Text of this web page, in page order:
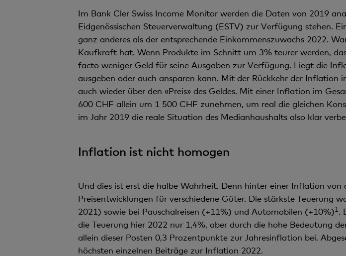
Im Bank Cler Swiss Income Monitor werden die Daten von 2019
Eidgenössischen Steuerverwaltung (ESTV) zur Verfügung stehen.
ganz anderes als der entsprechende Einkommenszuwachs 2022.
Kaufkraft hat. Wenn Produkte im Schnitt um 3% teurer werden,
facto weniger Geld für seine Ausgaben zur Verfügung. Liegt die
ausgeben oder auch ansparen kann. Mit der Rückkehr der Inflation
auch wieder über den «Preis» des Geldes. Mit einer Inflation im
600 CHF allein um 1 500 CHF zunehmen, um real die gleichen
im Jahr 2019 die reale Situation des Medianhaushalts also klar
Inflation ist nicht homogen
Und dies ist erst die halbe Wahrheit. Denn hinter einer Inflation von
Preisentwicklungen für verschiedene Güter. Die stärkste Teuerung
2021) sowie bei Pauschalreisen (+11%) und Automobilen (+10%)1 .
die Teuerung hier 2022 nur 1,4%, aber durch die hohe Bedeutung
allein dieser Posten 0,3 Prozentpunkte zur Jahresinflation bei.
höchsten einzelnen Beiträge zur Inflation 2022.